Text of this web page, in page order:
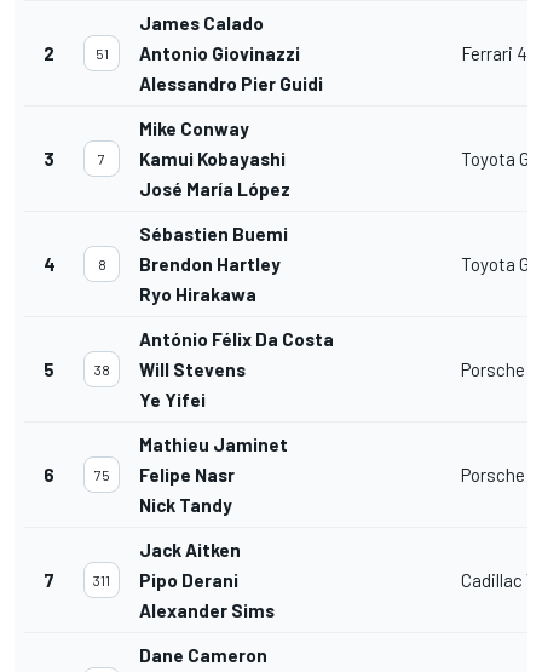
2 51
James Calado
Antonio Giovinazzi
Alessandro Pier Guidi
Ferrari
3 7
Mike Conway
Kamui Kobayashi
José María López
Toyota
4 8
Sébastien Buemi
Brendon Hartley
Ryo Hirakawa
Toyota
5 38
António Félix Da Costa
Will Stevens
Ye Yifei
Porsche
6 75
Mathieu Jaminet
Felipe Nasr
Nick Tandy
Porsche
7 311
Jack Aitken
Pipo Derani
Alexander Sims
Cadillac
Dane Cameron